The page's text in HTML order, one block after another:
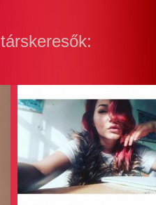
társkeresők: